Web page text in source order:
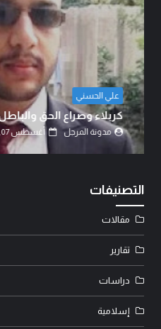
الشيخ الدكتور عبد الرضا البهادلي
دماءُ أبنائنا ليست رخيصة..!
مدونة المرجل أغسطس 07, 2026
التصنيفات
مقالات
تقارير
دراسات
إسلامية